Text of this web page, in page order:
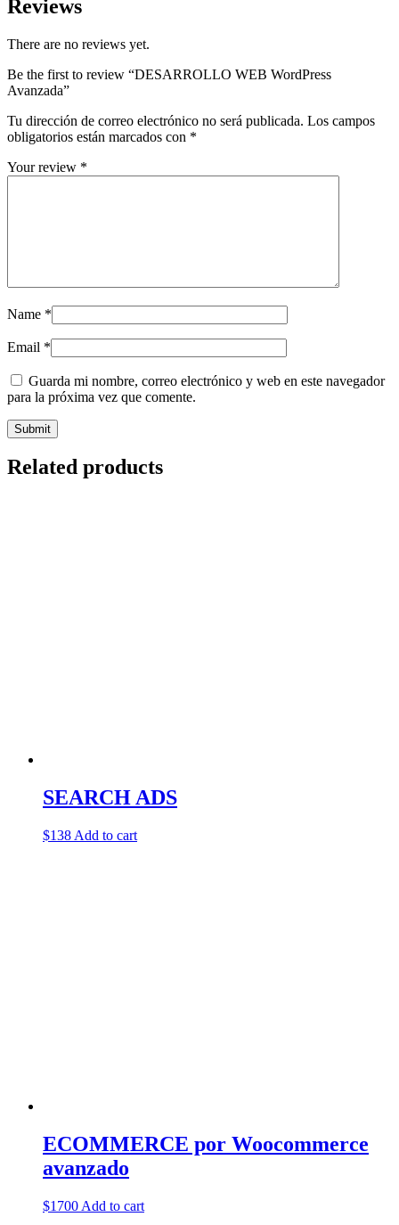
Reviews
There are no reviews yet.
Be the first to review “DESARROLLO WEB WordPress
Avanzada”
Tu dirección de correo electrónico no será publicada. Los campos
obligatorios están marcados con *
Your review *
Name *
Email *
Guarda mi nombre, correo electrónico y web en este navegador
para la próxima vez que comente.
Related products
SEARCH ADS
$138 Add to cart
ECOMMERCE por Woocommerce
avanzado
$1700 Add to cart